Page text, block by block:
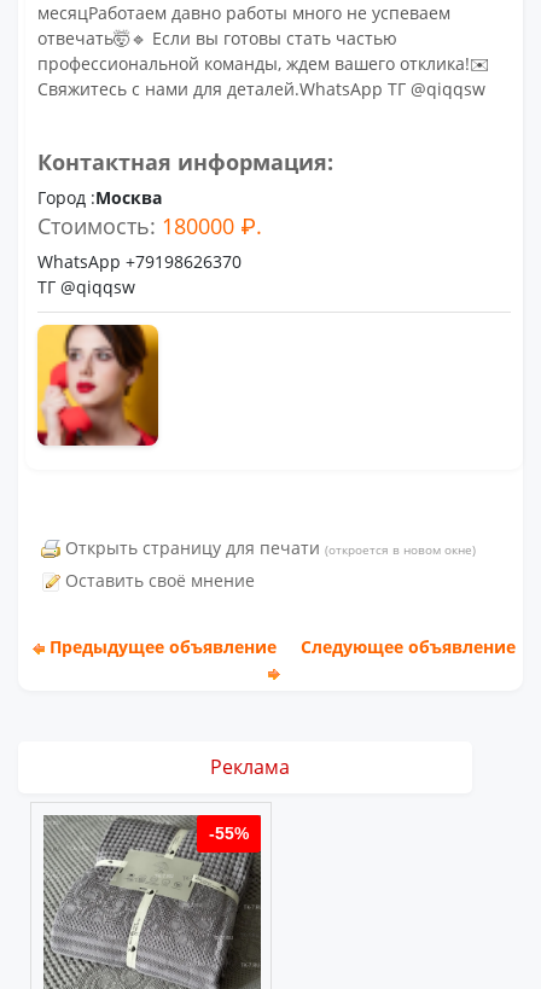
месяцРаботаем давно работы много не успеваем
отвечать🤯🔹 Если вы готовы стать частью
профессиональной команды, ждем вашего отклика!✉️
Свяжитесь с нами для деталей.WhatsApp ТГ @qiqqsw
Контактная информация:
Город :Москва
Стоимость: 180000 ₽.
WhatsApp +79198626370
ТГ @qiqqsw
Открыть страницу для печати (откроется в новом окне)
Оставить своё мнение
Предыдущее объявление Следующее объявление
Реклама
-55%